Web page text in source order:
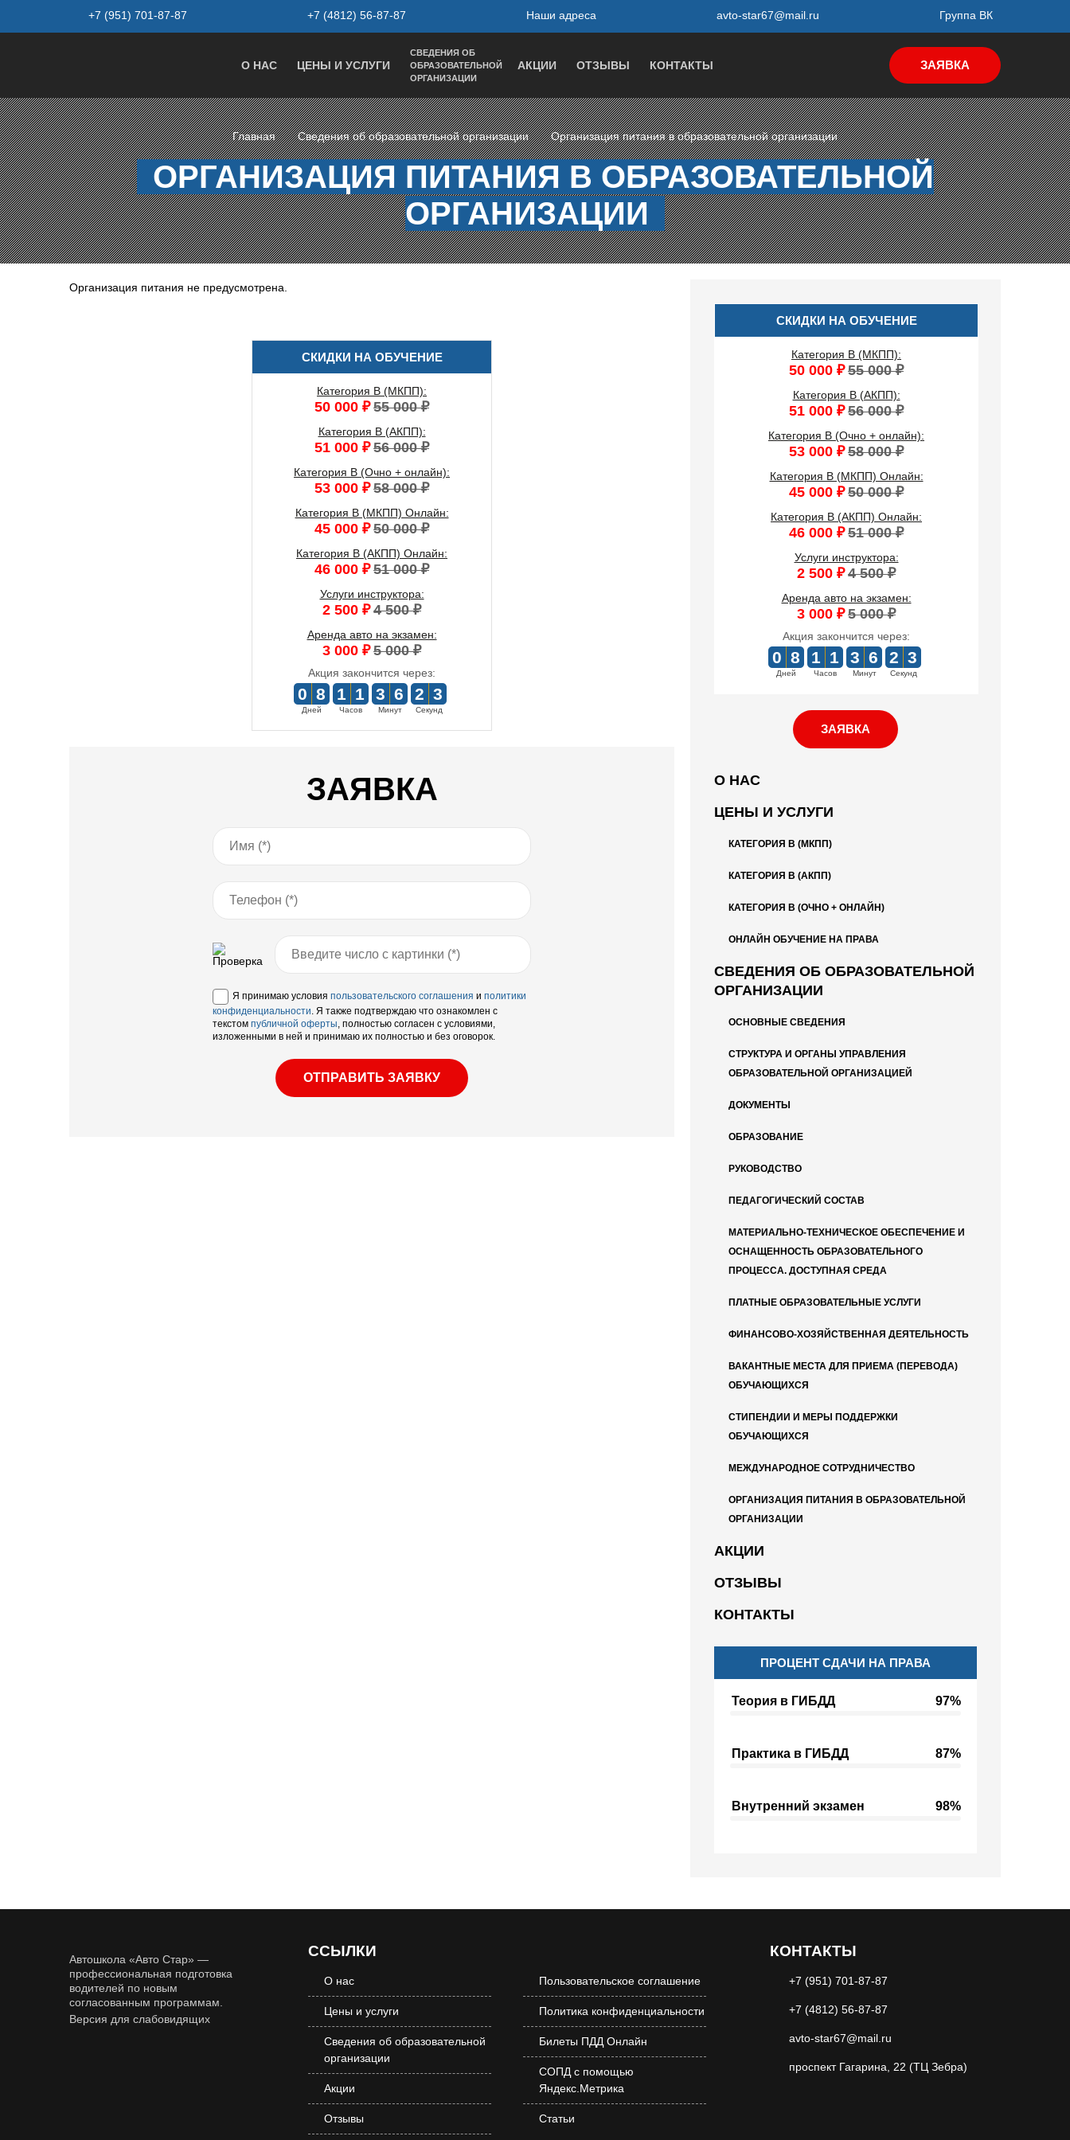
+7 (951) 701-87-87 +7 (4812) 56-87-87 Наши адреса avto-star67@mail.ru Группа ВК
О НАС ЦЕНЫ И УСЛУГИ
СВЕДЕНИЯ ОБ
ОБРАЗОВАТЕЛЬНОЙ
ОРГАНИЗАЦИИ
АКЦИИ ОТЗЫВЫ КОНТАКТЫ ЗАЯВКА
Главная Сведения об образовательной организации Организация питания в образовательной организации
ОРГАНИЗАЦИЯ ПИТАНИЯ В ОБРАЗОВАТЕЛЬНОЙ
ОРГАНИЗАЦИИ
Организация питания не предусмотрена.
СКИДКИ НА ОБУЧЕНИЕ
Категория B (МКПП):
50 000 ₽ 55 000 ₽
Категория B (АКПП):
51 000 ₽ 56 000 ₽
Категория B (Очно + онлайн):
53 000 ₽ 58 000 ₽
Категория B (МКПП) Онлайн:
45 000 ₽ 50 000 ₽
Категория B (АКПП) Онлайн:
46 000 ₽ 51 000 ₽
Услуги инструктора:
2 500 ₽ 4 500 ₽
Аренда авто на экзамен:
3 000 ₽ 5 000 ₽
Акция закончится через:
0 8
Дней
1 1
Часов
3 6
Минут
2 3
Секунд
ЗАЯВКА
Я принимаю условия пользовательского соглашения и политики
конфиденциальности. Я также подтверждаю что ознакомлен с
текстом публичной оферты, полностью согласен с условиями,
изложенными в ней и принимаю их полностью и без оговорок.
ОТПРАВИТЬ ЗАЯВКУ
СКИДКИ НА ОБУЧЕНИЕ
Категория B (МКПП):
50 000 ₽ 55 000 ₽
Категория B (АКПП):
51 000 ₽ 56 000 ₽
Категория B (Очно + онлайн):
53 000 ₽ 58 000 ₽
Категория B (МКПП) Онлайн:
45 000 ₽ 50 000 ₽
Категория B (АКПП) Онлайн:
46 000 ₽ 51 000 ₽
Услуги инструктора:
2 500 ₽ 4 500 ₽
Аренда авто на экзамен:
3 000 ₽ 5 000 ₽
Акция закончится через:
0 8
Дней
1 1
Часов
3 6
Минут
2 3
Секунд
ЗАЯВКА
О НАС
ЦЕНЫ И УСЛУГИ
КАТЕГОРИЯ B (МКПП)
КАТЕГОРИЯ B (АКПП)
КАТЕГОРИЯ B (ОЧНО + ОНЛАЙН)
ОНЛАЙН ОБУЧЕНИЕ НА ПРАВА
СВЕДЕНИЯ ОБ ОБРАЗОВАТЕЛЬНОЙ
ОРГАНИЗАЦИИ
ОСНОВНЫЕ СВЕДЕНИЯ
СТРУКТУРА И ОРГАНЫ УПРАВЛЕНИЯ
ОБРАЗОВАТЕЛЬНОЙ ОРГАНИЗАЦИЕЙ
ДОКУМЕНТЫ
ОБРАЗОВАНИЕ
РУКОВОДСТВО
ПЕДАГОГИЧЕСКИЙ СОСТАВ
МАТЕРИАЛЬНО-ТЕХНИЧЕСКОЕ ОБЕСПЕЧЕНИЕ И
ОСНАЩЕННОСТЬ ОБРАЗОВАТЕЛЬНОГО
ПРОЦЕССА. ДОСТУПНАЯ СРЕДА
ПЛАТНЫЕ ОБРАЗОВАТЕЛЬНЫЕ УСЛУГИ
ФИНАНСОВО-ХОЗЯЙСТВЕННАЯ ДЕЯТЕЛЬНОСТЬ
ВАКАНТНЫЕ МЕСТА ДЛЯ ПРИЕМА (ПЕРЕВОДА)
ОБУЧАЮЩИХСЯ
СТИПЕНДИИ И МЕРЫ ПОДДЕРЖКИ
ОБУЧАЮЩИХСЯ
МЕЖДУНАРОДНОЕ СОТРУДНИЧЕСТВО
ОРГАНИЗАЦИЯ ПИТАНИЯ В ОБРАЗОВАТЕЛЬНОЙ
ОРГАНИЗАЦИИ
АКЦИИ
ОТЗЫВЫ
КОНТАКТЫ
ПРОЦЕНТ СДАЧИ НА ПРАВА
Теория в ГИБДД 97%
Практика в ГИБДД 87%
Внутренний экзамен 98%
Автошкола «Авто Стар» —
профессиональная подготовка
водителей по новым
согласованным программам.
Версия для слабовидящих
ССЫЛКИ
О нас
Цены и услуги
Сведения об образовательной
организации
Акции
Отзывы
Пользовательское соглашение
Политика конфиденциальности
Билеты ПДД Онлайн
СОПД с помощью
Яндекс.Метрика
Статьи
КОНТАКТЫ
+7 (951) 701-87-87
+7 (4812) 56-87-87
avto-star67@mail.ru
проспект Гагарина, 22 (ТЦ Зебра)